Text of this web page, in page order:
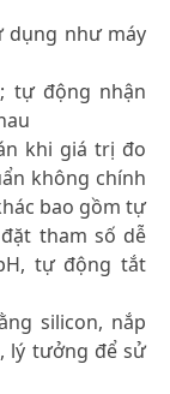
dụng như máy
tự động nhận
khi giá trị đo
không chính
bao gồm tự
tham số dễ
tự động tắt
silicon, nắp
lý tưởng để sử